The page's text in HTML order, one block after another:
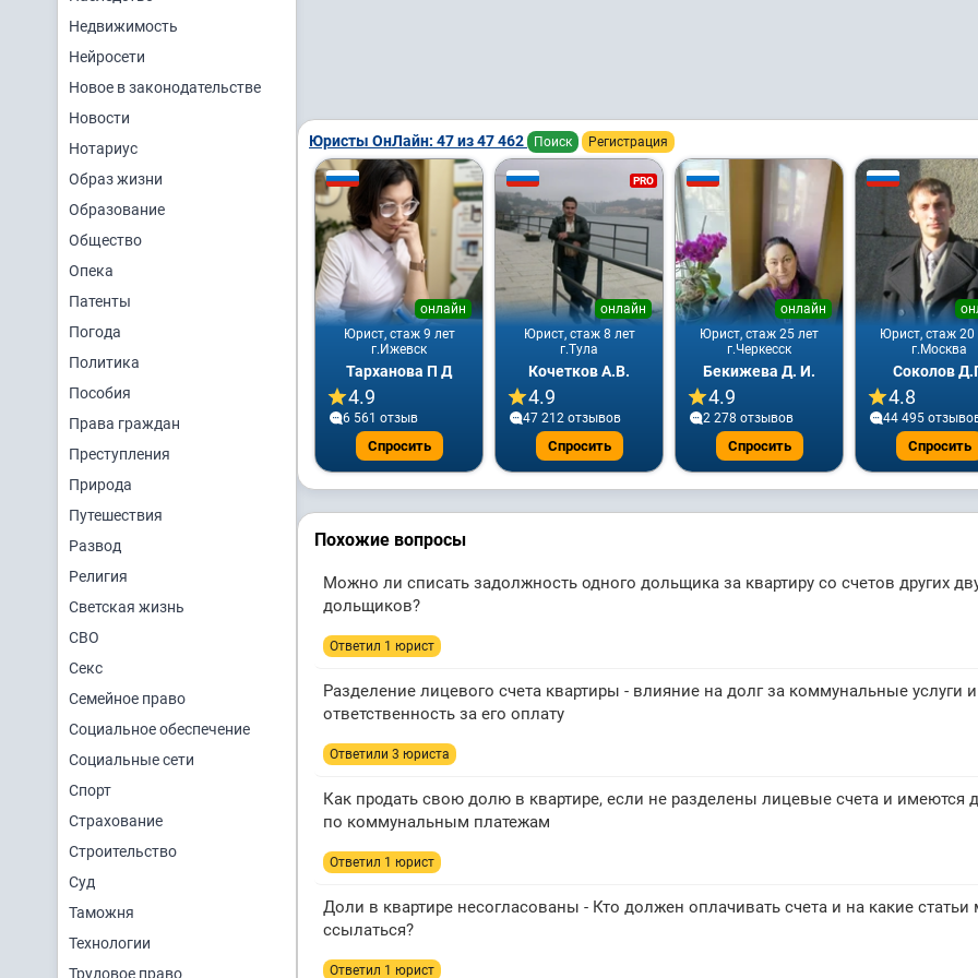
Недвижимость
Нейросети
Новое в законодательстве
Новости
Нотариус
Образ жизни
Образование
Общество
Опека
Патенты
Погода
Политика
Пособия
Права граждан
Преступления
Природа
Путешествия
Развод
Религия
Светская жизнь
СВО
Секс
Семейное право
Социальное обеспечение
Социальные сети
Спорт
Страхование
Строительство
Суд
Таможня
Технологии
Трудовое право
Юристы ОнЛайн: 47 из 47 462 Поиск Регистрация
Юрист, стаж 9 лет
онлайн
г.Ижевск
Тарханова П Д
4.9
6 561 отзыв
Спросить
PRO
Юрист, стаж 8 лет
онлайн
г.Тула
Кочетков А.В.
4.9
47 212 отзывов
Спросить
Юрист, стаж 25 лет
онлайн
г.Черкесск
Бекижева Д. И.
4.9
2 278 отзывов
Спросить
Юрист, стаж 20
г.Москва
Соколов
4.8
44 495
Спросить
Похожие вопросы
Можно ли списать задолжность одного дольщика за квартиру со счетов других
дольщиков?
Ответил 1 юрист
Разделение лицевого счета квартиры - влияние на долг за коммунальные услуги и
ответственность за его оплату
Ответили 3 юристa
Как продать свою долю в квартире, если не разделены лицевые счета и имеются
по коммунальным платежам
Ответил 1 юрист
Доли в квартире несогласованы - Кто должен оплачивать счета и на какие
ссылаться?
Ответил 1 юрист